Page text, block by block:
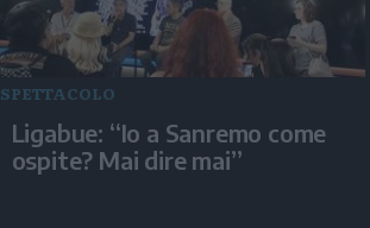
SPETTACOLO
Ligabue: “Io a Sanremo come
ospite? Mai dire mai”